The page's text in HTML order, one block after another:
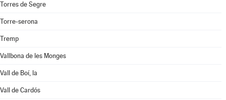
Torres de Segre
Torre-serona
Tremp
Vallbona de les Monges
Vall de Boí, la
Vall de Cardós